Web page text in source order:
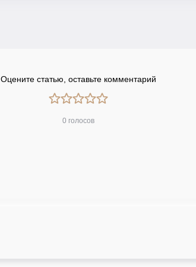
Оцените статью, оставьте комментарий
0 голосов